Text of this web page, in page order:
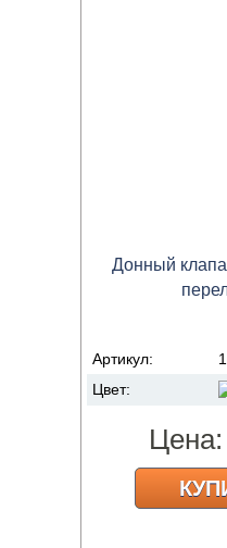
Донный
Артикул:
Цвет:
Цена: